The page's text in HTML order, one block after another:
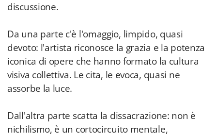
discussione.
Da una parte c'è l'omaggio, limpido, quasi
devoto: l'artista riconosce la grazia e la potenza
iconica di opere che hanno formato la cultura
visiva collettiva. Le cita, le evoca, quasi ne
assorbe la luce.
Dall'altra parte scatta la dissacrazione: non è
nichilismo, è un cortocircuito mentale,